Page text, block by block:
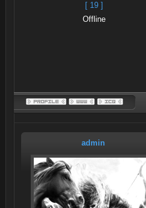
[ 19 ]
Offline
admin